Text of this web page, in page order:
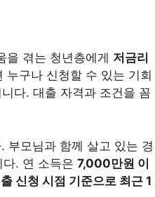
을 겪는 청년층에게 저금리
누구나 신청할 수 있는 기회
다. 대출 자격과 조건을 꼼
부모님과 함께 살고 있는 경
. 연 소득은 7,000만원 이
신청 시점 기준으로 최근 1